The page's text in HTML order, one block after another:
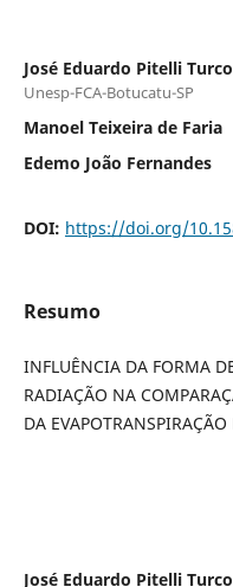
José Eduardo Pitelli Turco
Unesp-FCA-Botucatu-SP
Manoel Teixeira de Faria
Edemo João Fernandes
DOI: https://doi.org/
Resumo
INFLUÊNCIA DA FORMA
RADIAÇÃO NA
DA EVAPOTRANSPIRAÇÃO
José Eduardo Pitelli